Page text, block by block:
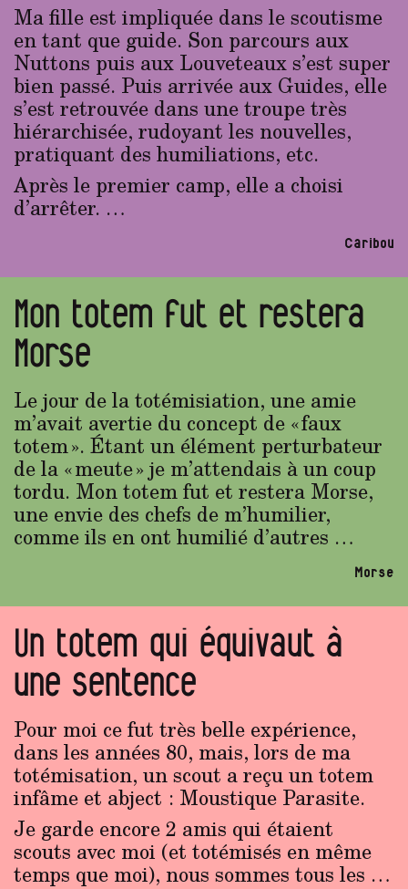
Ma fille est impliquée dans le scoutisme
en tant que guide. Son parcours aux
Nuttons puis aux Louveteaux s’est super
bien passé. Puis arrivée aux Guides, elle
s’est retrouvée dans une troupe très
hiérarchisée, rudoyant les nouvelles,
pratiquant des humiliations, etc.
Après le premier camp, elle a choisi
d’arrêter. …
Caribou
Mon totem fut et restera
Morse
Le jour de la totémisiation, une amie
m’avait avertie du concept de « faux
totem ». Étant un élément perturbateur
de la « meute » je m’attendais à un coup
tordu. Mon totem fut et restera Morse,
une envie des chefs de m’humilier,
comme ils en ont humilié d’autres …
Morse
Un totem qui équivaut à
une sentence
Pour moi ce fut très belle expérience,
dans les années 80, mais, lors de ma
totémisation, un scout a reçu un totem
infâme et abject : Moustique Parasite.
Je garde encore 2 amis qui étaient
scouts avec moi (et totémisés en même
temps que moi), nous sommes tous les …